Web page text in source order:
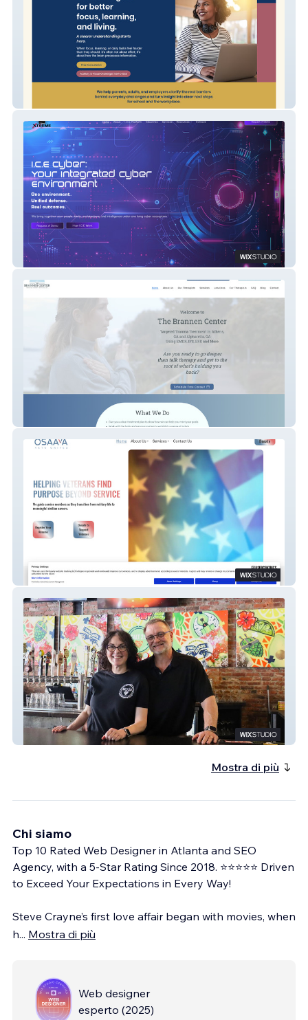
Clarity Essentials
Xtreme ICE
The Brannen Center
Osaava Vets United
Salt 2.0
Mostra di più
Chi siamo
Top 10 Rated Web Designer in Atlanta and SEO
Agency, with a 5-Star Rating Since 2018. ⭐⭐⭐⭐⭐ Driven
to Exceed Your Expectations in Every Way!
Steve Crayne’s first love affair began with movies, when
h... Mostra di più
Web designer
esperto (2025)